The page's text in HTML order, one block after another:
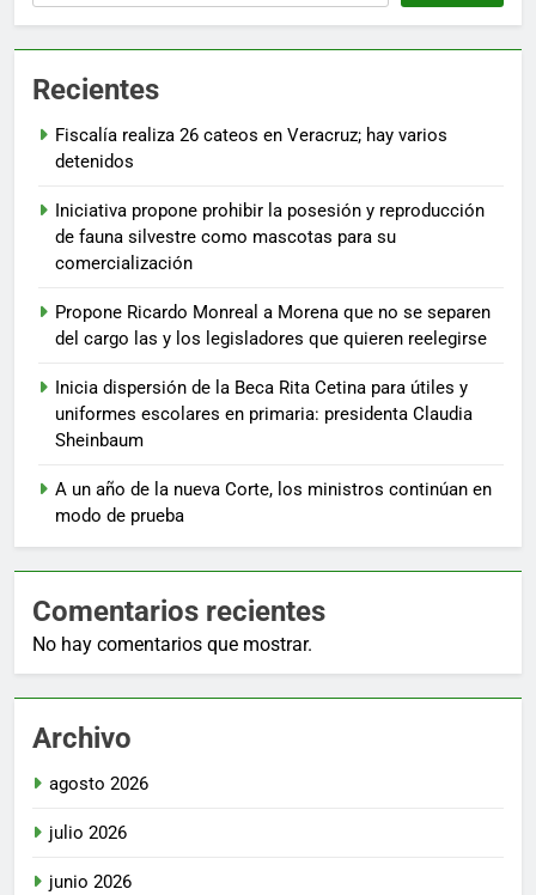
Recientes
Fiscalía realiza 26 cateos en Veracruz; hay varios
detenidos
Iniciativa propone prohibir la posesión y reproducción
de fauna silvestre como mascotas para su
comercialización
Propone Ricardo Monreal a Morena que no se separen
del cargo las y los legisladores que quieren reelegirse
Inicia dispersión de la Beca Rita Cetina para útiles y
uniformes escolares en primaria: presidenta Claudia
Sheinbaum
A un año de la nueva Corte, los ministros continúan en
modo de prueba
Comentarios recientes
No hay comentarios que mostrar.
Archivo
agosto 2026
julio 2026
junio 2026